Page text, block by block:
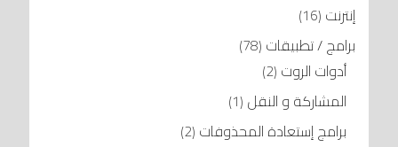
إنترنت (16)
برامج / تطبيقات (78)
أدوات الروت (2)
المشاركة و النقل (1)
برامج إستعادة المحذوفات (2)